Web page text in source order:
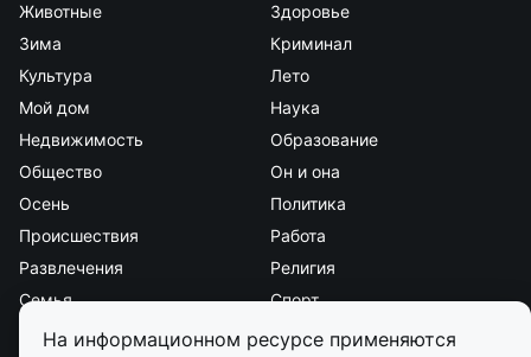
На информационном ресурсе применяются
Животные
Здоровье
Зима
Криминал
Культура
Лето
Мой дом
Наука
Недвижимость
Образование
Общество
Он и она
Осень
Политика
Происшествия
Работа
Развлечения
Религия
Семья
Спорт
Стиль и красота
Страна и мир